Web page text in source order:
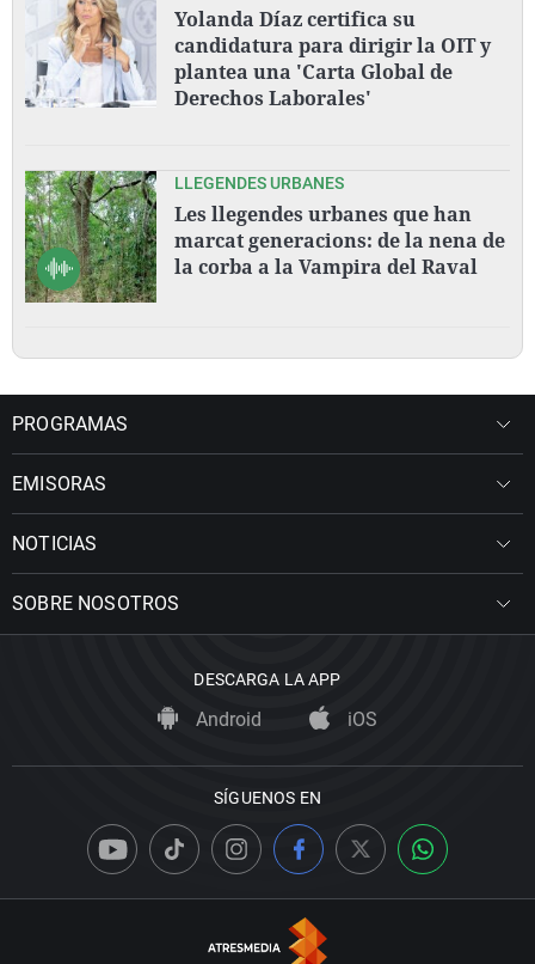
Yolanda Díaz certifica su
candidatura para dirigir la OIT y
plantea una 'Carta Global de
Derechos Laborales'
LLEGENDES URBANES
Les llegendes urbanes que han
marcat generacions: de la nena de
la corba a la Vampira del Raval
PROGRAMAS
EMISORAS
NOTICIAS
SOBRE NOSOTROS
DESCARGA LA APP
Android iOS
SÍGUENOS EN